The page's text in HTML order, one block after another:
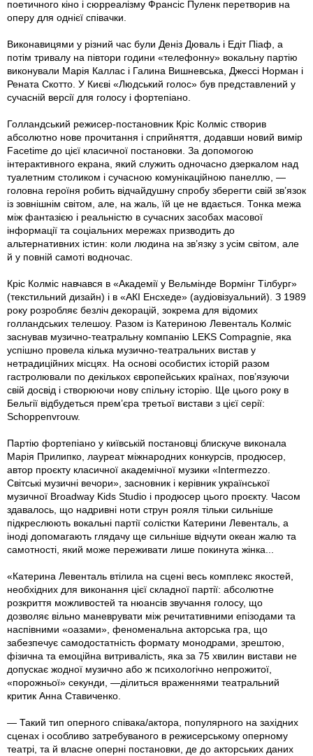
поетичного кіно і сюрреалізму Франсіс Пуленк перетворив на
оперу для однієї співачки.
Виконавицями у різний час були Деніз Дюваль і Едіт Піаф, а
потім тривалу на півтори години «телефонну» вокальну партію
виконували Марія Каллас і Галина Вишневська, Джессі Норман і
Рената Скотто. У Києві «Людський голос» був представлений у
сучасній версії для голосу і фортепіано.
Голландський режисер-постановник Кріс Колміс створив
абсолютно нове прочитання і сприйняття, додавши новий вимір
Facetime до цієї класичної постановки. За допомогою
інтерактивного екрана, який служить одночасно дзеркалом над
туалетним столиком і сучасною комунікаційною панеллю, —
головна героїня робить відчайдушну спробу зберегти свій зв’язок
із зовнішнім світом, але, на жаль, їй це не вдається. Тонка межа
між фантазією і реальністю в сучасних засобах масової
інформації та соціальних мережах призводить до
альтернативних істин: коли людина на зв’язку з усім світом, але
й у повній самоті водночас.
Кріс Колміс навчався в «Академії у Вельмінде Вормінг Тілбург»
(текстильний дизайн) і в «АКІ Енсхеде» (аудіовізуальний). З 1989
року розробляє безліч декорацій, зокрема для відомих
голландських телешоу. Разом iз Катериною Левенталь Колміс
заснував музично-театральну компанію LEKS Compagnie, яка
успішно провела кілька музично-театральних вистав у
нетрадиційних місцях. На основі особистих історій разом
гастролювали по декількох європейських країнах, пов’язуючи
свій досвід і створюючи нову спільну історію. Ще цього року в
Бельгії відбудеться прем’єра третьої вистави з цієї серії:
Schoppenvrouw.
Партію фортепіано у київській постановці блискуче виконала
Марія Прилипко, лауреат міжнародних конкурсів, продюсер,
автор проєкту класичної академічної музики «Intermezzo.
Світські музичні вечори», засновник і керівник української
музичної Broadway Kids Studio і продюсер цього проєкту. Часом
здавалось, що надривні ноти струн рояля тільки сильніше
підкреслюють вокальні партії солістки Катерини Левенталь, а
іноді допомагають глядачу ще сильніше відчути океан жалю та
самотності, який може переживати лише покинута жінка...
«Катерина Левенталь втілила на сцені весь комплекс якостей,
необхідних для виконання цієї складної партії: абсолютне
розкриття можливостей та нюансів звучання голосу, що
дозволяє вільно маневрувати між речитативними епізодами та
наспівними «оазами», феноменальна акторська гра, що
забезпечує самодостатність формату монодрами, зрештою,
фізична та емоційна витривалість, яка за 75 хвилин вистави не
допускає жодної музично або ж психологічно непрожитої,
«порожньої» секунди, —ділиться враженнями театральний
критик Анна Ставиченко.
— Такий тип оперного співака/актора, популярного на західних
сценах і особливо затребуваного в режисерському оперному
театрі, та й власне оперні постановки, де до акторських даних